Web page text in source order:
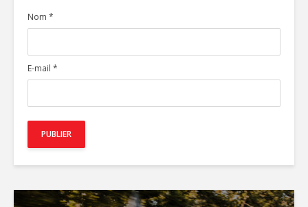
Nom *
E-mail *